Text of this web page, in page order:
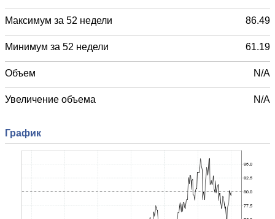
Максимум за 52 недели 86.49
Минимум за 52 недели 61.19
Объем N/A
Увеличение объема N/A
График